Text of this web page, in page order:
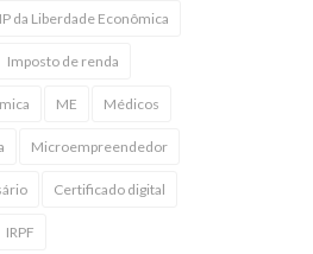
da Liberdade Econômica
Imposto de renda
ME Médicos
Microempreendedor
Certificado digital
IRPF